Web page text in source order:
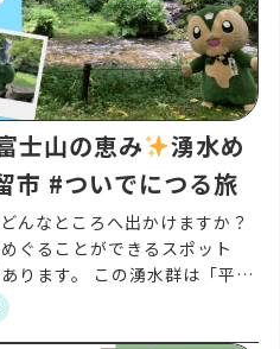
士山の恵み
湧水め
市 #ついでにつる旅
んなところへ出かけますか？
ぐることができるスポット
ります。 この湧水群は「平成
、富士山の伏流水が長い年月